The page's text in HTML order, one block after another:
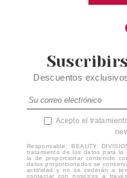
Descuentos
Acepto el
Responsable: BEAUTY
tratamiento de los datos para
la de proporcionar contenido
datos proporcionados se
actividad y no se cederán a
contactar con nosotros a